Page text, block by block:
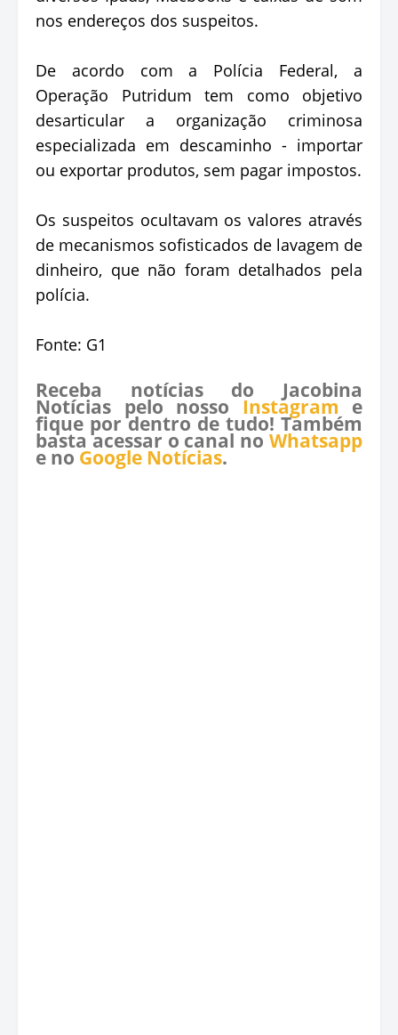
nos endereços dos suspeitos.
De acordo com a Polícia Federal, a
Operação Putridum tem como objetivo
desarticular a organização criminosa
especializada em descaminho - importar
ou exportar produtos, sem pagar impostos.
Os suspeitos ocultavam os valores através
de mecanismos sofisticados de lavagem de
dinheiro, que não foram detalhados pela
polícia.
Fonte: G1
Receba notícias do Jacobina
Notícias pelo nosso Instagram e
fique por dentro de tudo! Também
basta acessar o canal no Whatsapp
e no Google Notícias.